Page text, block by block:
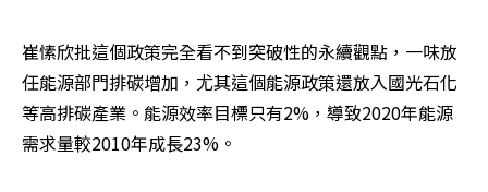
崔愫欣批這個政策完全看不到突破性的永續觀點，一味放
任能源部門排碳增加，尤其這個能源政策還放入國光石化
等高排碳產業。能源效率目標只有2%，導致2020年能源
需求量較2010年成長23%。